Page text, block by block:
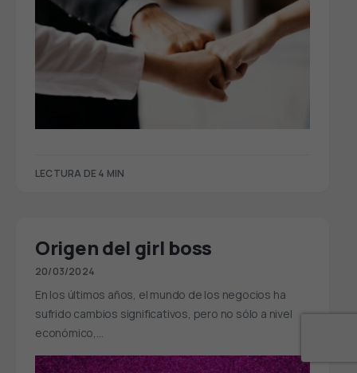
LECTURA DE 4 MIN
Origen del girl boss
20/03/2024
En los últimos años, el mundo de los negocios ha
sufrido cambios significativos, pero no sólo a nivel
económico,…